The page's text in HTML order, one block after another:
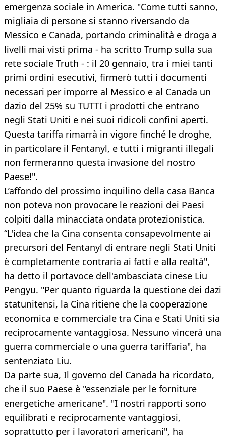
emergenza sociale in America. "Come tutti sanno,
migliaia di persone si stanno riversando da
Messico e Canada, portando criminalità e droga a
livelli mai visti prima - ha scritto Trump sulla sua
rete sociale Truth - : il 20 gennaio, tra i miei tanti
primi ordini esecutivi, firmerò tutti i documenti
necessari per imporre al Messico e al Canada un
dazio del 25% su TUTTI i prodotti che entrano
negli Stati Uniti e nei suoi ridicoli confini aperti.
Questa tariffa rimarrà in vigore finché le droghe,
in particolare il Fentanyl, e tutti i migranti illegali
non fermeranno questa invasione del nostro
Paese!".
L’affondo del prossimo inquilino della casa Banca
non poteva non provocare le reazioni dei Paesi
colpiti dalla minacciata ondata protezionistica.
“L'idea che la Cina consenta consapevolmente ai
precursori del Fentanyl di entrare negli Stati Uniti
è completamente contraria ai fatti e alla realtà",
ha detto il portavoce dell'ambasciata cinese Liu
Pengyu. "Per quanto riguarda la questione dei dazi
statunitensi, la Cina ritiene che la cooperazione
economica e commerciale tra Cina e Stati Uniti sia
reciprocamente vantaggiosa. Nessuno vincerà una
guerra commerciale o una guerra tariffaria", ha
sentenziato Liu.
Da parte sua, Il governo del Canada ha ricordato,
che il suo Paese è "essenziale per le forniture
energetiche americane". "I nostri rapporti sono
equilibrati e reciprocamente vantaggiosi,
soprattutto per i lavoratori americani", ha